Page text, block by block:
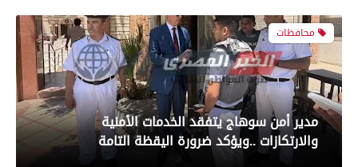
رياضة
بعدسة الخبر المصري| شاهد أبرز لقطات مباراة
الأهلي و سيراميك فى الدورى
محافظات
مدير أمن سوهاج يتفقد الخدمات الأمنية
والارتكازات ..ويؤكد ضرورة اليقظة التامة